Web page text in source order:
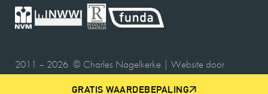
GRATIS WAARDEBEPALING
2011 – 2026 © Charles Nagelkerke | Website door